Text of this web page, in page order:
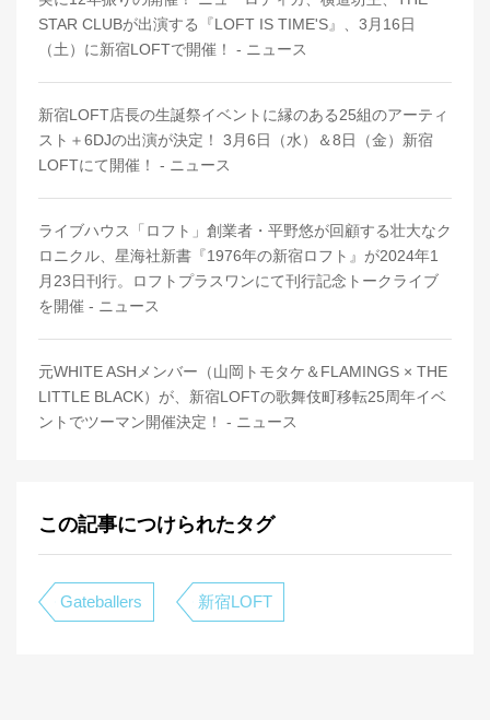
STAR CLUBが出演する『LOFT IS TIME'S』、3月16日
（土）に新宿LOFTで開催！ - ニュース
新宿LOFT店長の生誕祭イベントに縁のある25組のアーティ
スト＋6DJの出演が決定！ 3月6日（水）＆8日（金）新宿
LOFTにて開催！ - ニュース
ライブハウス「ロフト」創業者・平野悠が回顧する壮大なク
ロニクル、星海社新書『1976年の新宿ロフト』が2024年1
月23日刊行。ロフトプラスワンにて刊行記念トークライブ
を開催 - ニュース
元WHITE ASHメンバー（山岡トモタケ＆FLAMINGS × THE
LITTLE BLACK）が、新宿LOFTの歌舞伎町移転25周年イベ
ントでツーマン開催決定！ - ニュース
この記事につけられたタグ
Gateballers 新宿LOFT